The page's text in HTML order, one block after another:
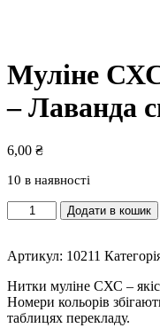
Муліне
– Лаванда
6,00 ₴
10 в наявності
Муліне
СХС
Lavender-
-
Лаванда
світла
Додати в кошик
Артикул: 10211
Нитки муліне СХС –
Номери кольорів
таблицях перекладу.